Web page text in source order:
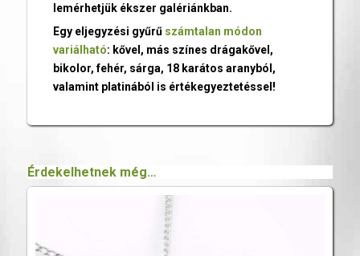
lemérhetjük ékszer galériánkban.
Egy eljegyzési gyűrű számtalan módon
variálható: kővel, más színes drágakővel,
bikolor, fehér, sárga, 18 karátos aranyból,
valamint platinából is értékegyeztetéssel!
Érdekelhetnek még…